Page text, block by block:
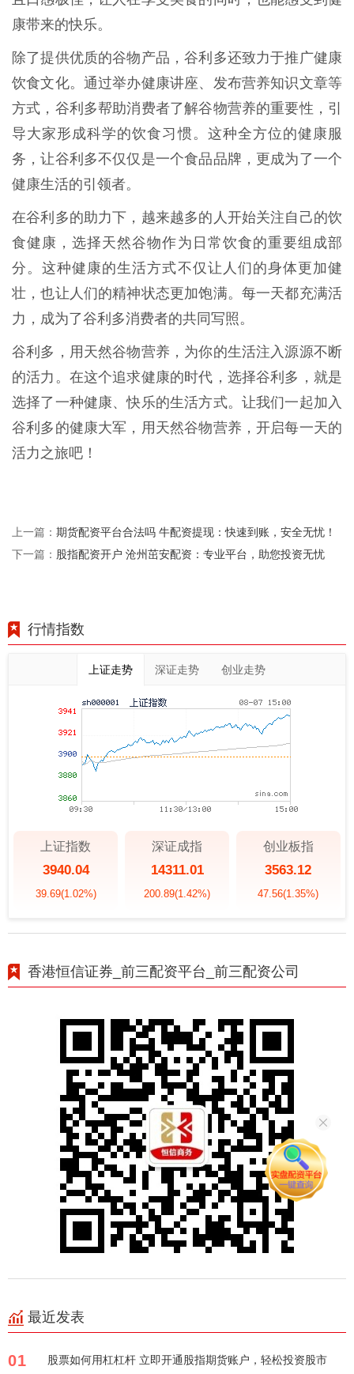
康带来的快乐。
除了提供优质的谷物产品，谷利多还致力于推广健康
饮食文化。通过举办健康讲座、发布营养知识文章等
方式，谷利多帮助消费者了解谷物营养的重要性，引
导大家形成科学的饮食习惯。这种全方位的健康服
务，让谷利多不仅仅是一个食品品牌，更成为了一个
健康生活的引领者。
在谷利多的助力下，越来越多的人开始关注自己的饮
食健康，选择天然谷物作为日常饮食的重要组成部
分。这种健康的生活方式不仅让人们的身体更加健
壮，也让人们的精神状态更加饱满。每一天都充满活
力，成为了谷利多消费者的共同写照。
谷利多，用天然谷物营养，为你的生活注入源源不断
的活力。在这个追求健康的时代，选择谷利多，就是
选择了一种健康、快乐的生活方式。让我们一起加入
谷利多的健康大军，用天然谷物营养，开启每一天的
活力之旅吧！
上一篇： 期货配资平台合法吗 牛配资提现：快速到账，安全无忧！
下一篇： 股指配资开户 沧州茁安配资：专业平台，助您投资无忧
行情指数
上证走势 深证走势 创业走势
上证指数
3940.04
39.69(1.02%)
深证成指
14311.01
200.89(1.42%)
创业板指
3563.12
47.56(1.35%)
香港恒信证券_前三配资平台_前三配资公司
最近发表
01 股票如何用杠杠杆 立即开通股指期货账户，轻松投资股市